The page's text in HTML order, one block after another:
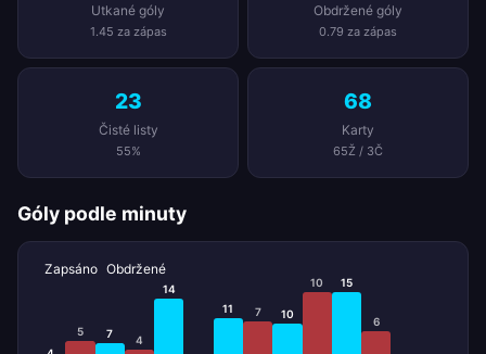
Utkané góly
1.45 za zápas
Obdržené góly
0.79 za zápas
23
Čisté listy
55%
68
Karty
65Ž / 3Č
Góly podle minuty
Zapsáno Obdržené
5 7
4
14
11 7 10
10 15
6